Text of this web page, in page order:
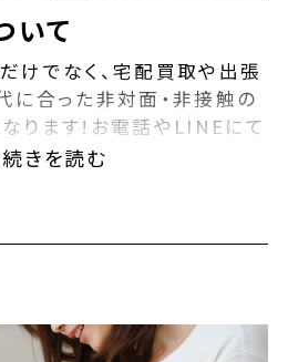
いて
けでなく、宅配買取や出張
に合った非対面・非接触の
ります!お電話やLINEにて
ております！また無料の宅